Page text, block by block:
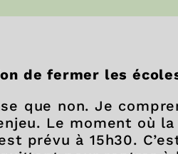
de fermer les
que non. Je
Le moment où
prévu à 15h30.